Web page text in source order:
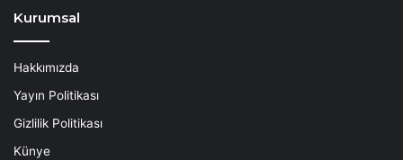
Kurumsal
Hakkımızda
Yayın Politikası
Gizlilik Politikası
Künye